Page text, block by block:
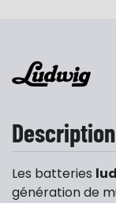
Les batteries
génération de